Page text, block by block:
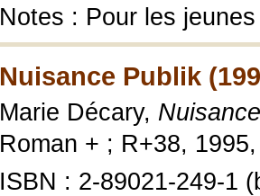
Notes : Pour les jeunes
Nuisance Publik
Marie Décary,
Roman + ; R+38,
ISBN : 2-89021-249-1